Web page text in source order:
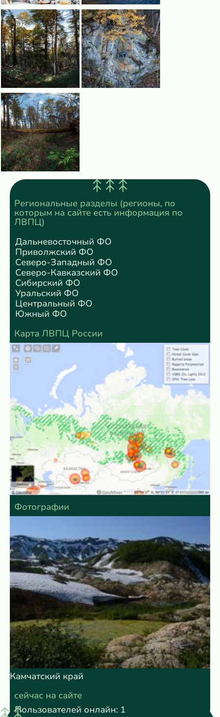
Региональные разделы (регионы, по
которым на сайте есть информация по
ЛВПЦ)
Дальневосточный ФО
Приволжский ФО
Северо-Западный ФО
Северо-Кавказский ФО
Сибирский ФО
Уральский ФО
Центральный ФО
Южный ФО
Карта ЛВПЦ России
Фотографии
Камчатский край
сейчас на сайте
Пользователей онлайн: 1